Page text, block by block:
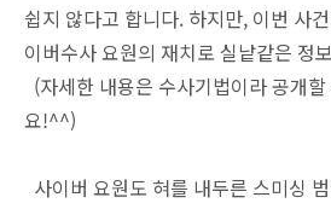
쉽지 않다고 합니다. 하지만, 이번 사
이버수사 요원의 재치로 실낱같은 정
(자세한 내용은 수사기법이라 공개
요!^^)
사이버 요원도 혀를 내두른 스미싱